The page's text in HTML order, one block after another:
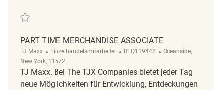
Retten PART TIME MERCHANDISE ASSOCIATE REQ136365
PART TIME MERCHANDISE ASSOCIATE
TJ Maxx Kategorie
Einzelhandelsmitarbeiter ReqId
REQ119442 Ort
Oceanside,
New York, 11572
TJ Maxx. Bei The TJX Companies bietet jeder Tag
neue Möglichkeiten für Entwicklung, Entdeckungen